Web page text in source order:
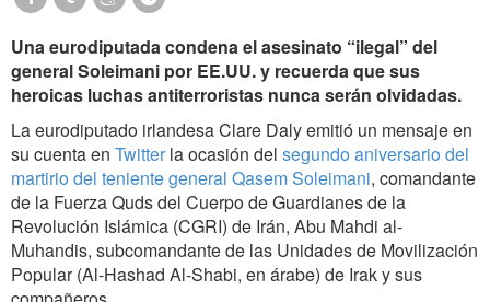
Una eurodiputada condena el asesinato “ilegal” del
general Soleimani por EE.UU. y recuerda que sus
heroicas luchas antiterroristas nunca serán olvidadas.
La eurodiputado irlandesa Clare Daly emitió un mensaje en
su cuenta en Twitter la ocasión del segundo aniversario del
martirio del teniente general Qasem Soleimani, comandante
de la Fuerza Quds del Cuerpo de Guardianes de la
Revolución Islámica (CGRI) de Irán, Abu Mahdi al-
Muhandis, subcomandante de las Unidades de Movilización
Popular (Al-Hashad Al-Shabi, en árabe) de Irak y sus